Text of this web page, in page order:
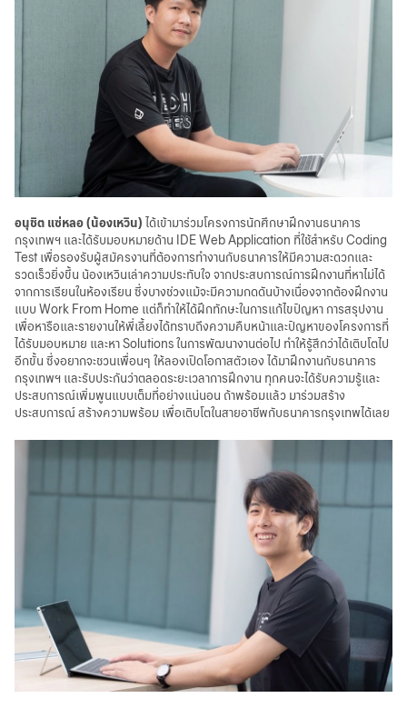
อนุชิต แซ่หลอ (น้องเหวิน) ได้เข้ามาร่วมโครงการนักศึกษาฝึกงานธนาคาร
กรุงเทพฯ และได้รับมอบหมายด้าน IDE Web Application ที่ใช้สำหรับ Coding
Test เพื่อรองรับผู้สมัครงานที่ต้องการทำงานกับธนาคารให้มีความสะดวกและ
รวดเร็วยิ่งขึ้น น้องเหวินเล่าความประทับใจ จากประสบการณ์การฝึกงานที่หาไม่ได้
จากการเรียนในห้องเรียน ซึ่งบางช่วงแม้จะมีความกดดันบ้างเนื่องจากต้องฝึกงาน
แบบ Work From Home แต่ก็ทำให้ได้ฝึกทักษะในการแก้ไขปัญหา การสรุปงาน
เพื่อหารือและรายงานให้พี่เลี้ยงได้ทราบถึงความคืบหน้าและปัญหาของโครงการที่
ได้รับมอบหมาย และหา Solutions ในการพัฒนางานต่อไป ทำให้รู้สึกว่าได้เติบโตไป
อีกขั้น ซึ่งอยากจะชวนเพื่อนๆ ให้ลองเปิดโอกาสตัวเอง ได้มาฝึกงานกับธนาคาร
กรุงเทพฯ และรับประกันว่าตลอดระยะเวลาการฝึกงาน ทุกคนจะได้รับความรู้และ
ประสบการณ์เพิ่มพูนแบบเต็มที่อย่างแน่นอน ถ้าพร้อมแล้ว มาร่วมสร้าง
ประสบการณ์ สร้างความพร้อม เพื่อเติบโตในสายอาชีพกับธนาคารกรุงเทพได้เลย